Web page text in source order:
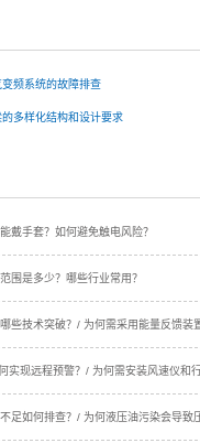
频系统的故障排查
多样化结构和设计要求
戴手套？如何避免触电风险？
围是多少？哪些行业常用？
些技术突破？/ 为何需采用能量反馈装
实现远程预警？/ 为何需安装风速仪和
足如何排查？/ 为何液压油污染会导致